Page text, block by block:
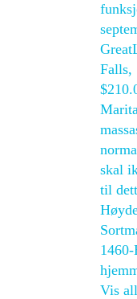
Falls,
skal
til
Vis